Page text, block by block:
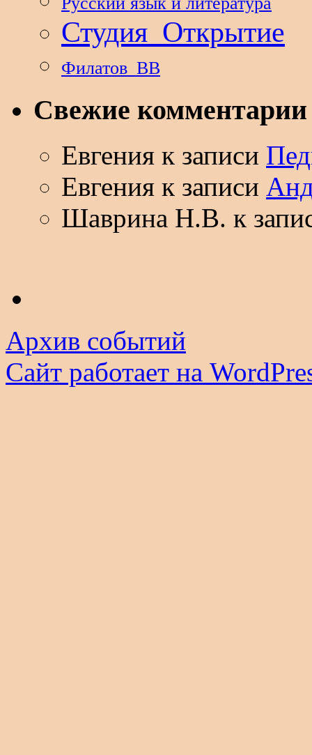
Студия_Открытие
Филатов_ВВ
Свежие комментарии
Евгения к записи
Евгения к записи
Шаврина Н.В. к
Архив событий
Сайт работает на